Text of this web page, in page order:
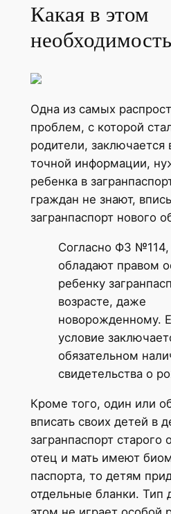
Какая в этом
необходимость
Одна из самых
проблем, с которой
родители, заключается
точной информации,
ребенка в
граждан не знают,
загранпаспорт нового
Согласно ФЗ №114,
обладают правом
ребенку
возрасте, даже
новорожденному.
условие
обязательном
свидетельства о
Кроме того, один или
вписать своих детей в
загранпаспорт старого
отец и мать имеют
паспорта, то детям
отдельные бланки. Тип